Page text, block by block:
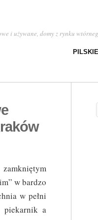
i używane, domy z rynku
w bardzo
w pełni
piekarnik a